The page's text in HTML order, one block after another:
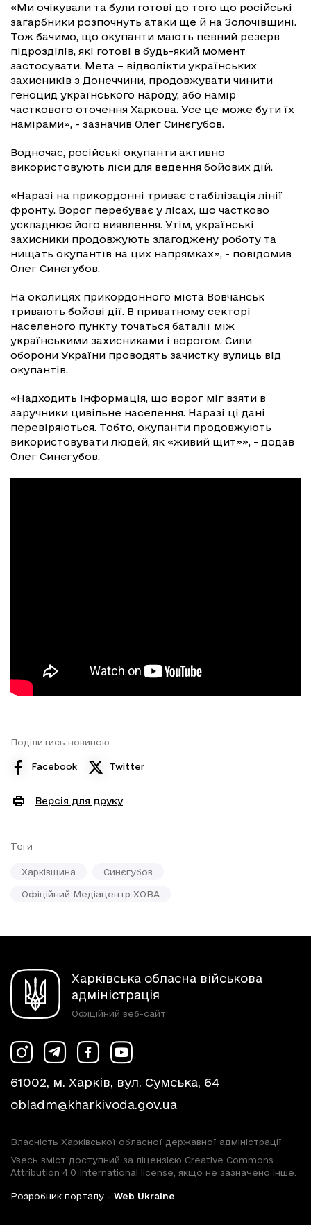
«Ми очікували та були готові до того що російські
загарбники розпочнуть атаки ще й на Золочівщині.
Тож бачимо, що окупанти мають певний резерв
підрозділів, які готові в будь-який момент
застосувати. Мета – відволікти українських
захисників з Донеччини, продовжувати чинити
геноцид українського народу, або намір
часткового оточення Харкова. Усе це може бути їх
намірами», - зазначив Олег Синєгубов.
Водночас, російські окупанти активно
використовують ліси для ведення бойових дій.
«Наразі на прикордонні триває стабілізація лінії
фронту. Ворог перебуває у лісах, що частково
ускладнює його виявлення. Утім, українські
захисники продовжують злагоджену роботу та
нищать окупантів на цих напрямках», - повідомив
Олег Синєгубов.
На околицях прикордонного міста Вовчанськ
тривають бойові дії. В приватному секторі
населеного пункту точаться баталії між
українськими захисниками і ворогом. Сили
оборони України проводять зачистку вулиць від
окупантів.
«Надходить інформація, що ворог міг взяти в
заручники цивільне населення. Наразі ці дані
перевіряються. Тобто, окупанти продовжують
використовувати людей, як «живий щит»», - додав
Олег Синєгубов.
Поділитись новиною:
Facebook Twitter
Версія для друку
Теги
Харківщина Синєгубов
Офіційний Медіацентр ХОВА
Харківська обласна військова
адміністрація
Офіційний веб-сайт
61002, м. Харків, вул. Сумська, 64
obladm@kharkivoda.gov.ua
Власність Харківської обласної державної адміністрації
Увесь вміст доступний за ліцензією Creative Commons
Attribution 4.0 International license, якщо не зазначено інше.
Розробник порталу - Web Ukraine